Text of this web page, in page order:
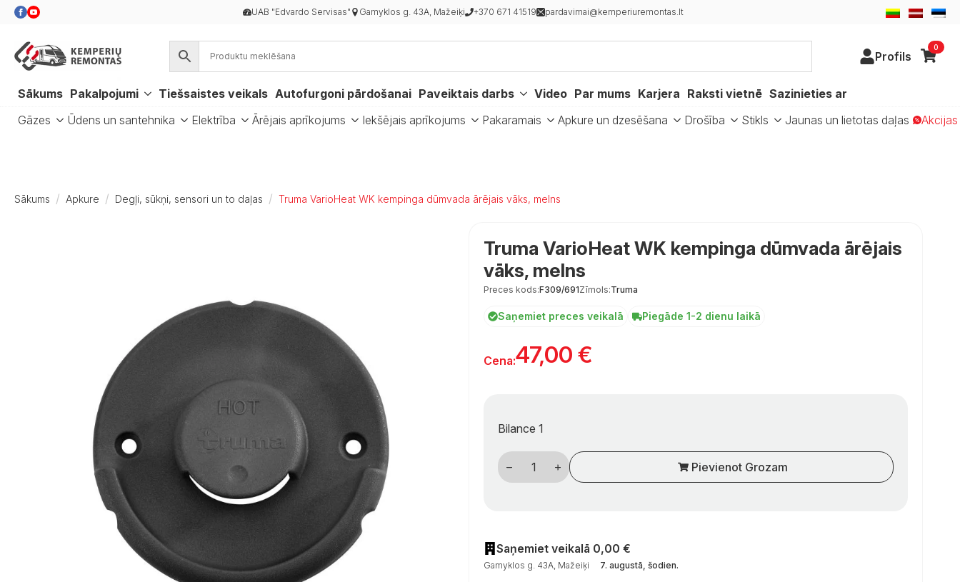
UAB "Edvardo Servisas" Gamyklos g. 43A, Mažeiķi +370 671 41519 pardavimai@kemperiuremontas.lt
Profils
0
Sākums Pakalpojumi Tiešsaistes veikals Autofurgoni pārdošanai Paveiktais darbs Video Par mums Karjera Raksti vietnē Sazinieties ar
Gāzes
Ūdens un santehnika Elektrība Ārējais aprīkojums Iekšējais aprīkojums Pakaramais Apkure un dzesēšana Drošība Stikls Jaunas un lietotas daļas Akcijas
Sākums Apkure Degļi, sūkņi, sensori un to daļas Truma VarioHeat WK kempinga dūmvada ārējais vāks, melns
Truma VarioHeat WK kempinga dūmvada ārējais
vāks, melns
Preces kods:F309/691Zīmols:Truma
Saņemiet preces veikalā Piegāde 1-2 dienu laikā
Cena:47,00 €
Bilance 1
Išorinis
kemperių
dūmtraukio
daudzums
Pievienot Grozam
Saņemiet veikalā 0,00 €
Gamyklos g. 43A, Mažeiķi 7. augustā, šodien.